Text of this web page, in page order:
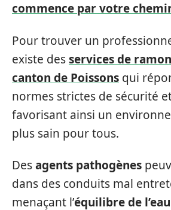
commence par votre
Pour trouver un
existe desservices de
canton de Poissons qui
normes strictes de sécurité
favorisant ainsi un
plus sain pour tous.
Desagents pathogènes
dans des conduits mal
menaçant l’équilibre de l’eau